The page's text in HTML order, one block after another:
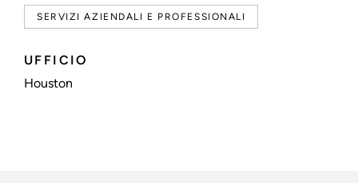
SERVIZI AZIENDALI E PROFESSIONALI
UFFICIO
Houston